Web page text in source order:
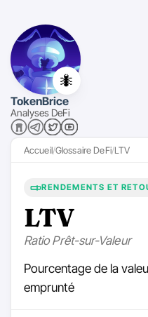
🐜
TokenBrice
Analyses DeFi
Accueil Glossaire DeFi LTV
RENDEMENTS ET
LTV
Ratio Prêt-sur-Valeur
Pourcentage de la
emprunté